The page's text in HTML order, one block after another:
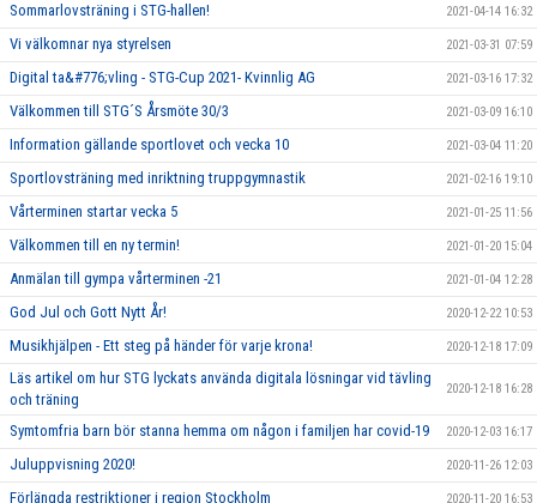
Sommarlovsträning i STG-hallen! 2021-04-14 16:32
Vi välkomnar nya styrelsen 2021-03-31 07:59
Digital ta&#776;vling - STG-Cup 2021- Kvinnlig AG 2021-03-16 17:32
Välkommen till STG´S Årsmöte 30/3 2021-03-09 16:10
Information gällande sportlovet och vecka 10 2021-03-04 11:20
Sportlovsträning med inriktning truppgymnastik 2021-02-16 19:10
Vårterminen startar vecka 5 2021-01-25 11:56
Välkommen till en ny termin! 2021-01-20 15:04
Anmälan till gympa vårterminen -21 2021-01-04 12:28
God Jul och Gott Nytt År! 2020-12-22 10:53
Musikhjälpen - Ett steg på händer för varje krona! 2020-12-18 17:09
Läs artikel om hur STG lyckats använda digitala lösningar vid tävling
och träning
2020-12-18 16:28
Symtomfria barn bör stanna hemma om någon i familjen har covid-19 2020-12-03 16:17
Juluppvisning 2020! 2020-11-26 12:03
Förlängda restriktioner i region Stockholm 2020-11-20 16:53